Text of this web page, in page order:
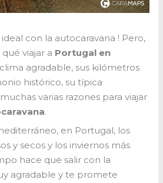
con la autocaravana ! Pero,
viajar a Portugal en
agradable, sus kilómetros
histórico, su típica
varias razones para viajar
.
en Portugal, los
y secos y los inviernos más
hace que salir con la
agradable y te promete